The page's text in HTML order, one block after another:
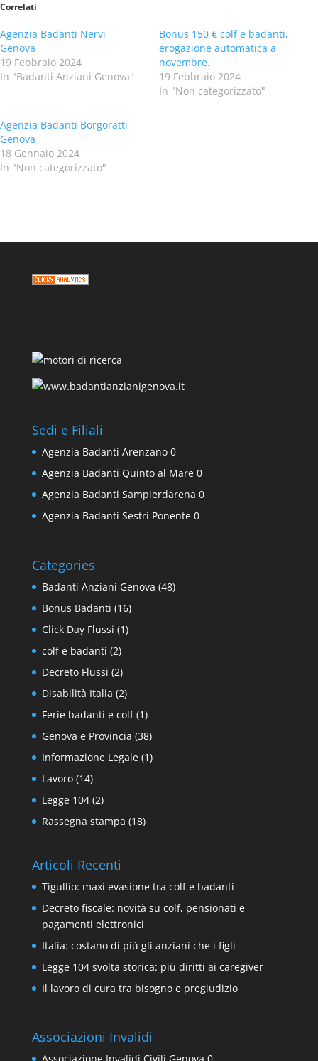
Correlati
Agenzia Badanti Nervi
Genova
19 Febbraio 2024
In "Badanti Anziani Genova"
Bonus 150 € colf e badanti,
erogazione automatica a
novembre.
19 Febbraio 2024
In "Non categorizzato"
Agenzia Badanti Borgoratti
Genova
18 Gennaio 2024
In "Non categorizzato"
Sedi e Filiali
Agenzia Badanti Arenzano0
Agenzia Badanti Quinto al Mare0
Agenzia Badanti Sampierdarena 0
Agenzia Badanti Sestri Ponente0
Categories
Badanti Anziani Genova (48)
Bonus Badanti (16)
Click Day Flussi (1)
colf e badanti (2)
Decreto Flussi (2)
Disabilità Italia (2)
Ferie badanti e colf(1)
Genova e Provincia (38)
Informazione Legale(1)
Lavoro(14)
Legge 104(2)
Rassegna stampa (18)
Articoli Recenti
Tigullio: maxi evasione tra colf e badanti
Decreto fiscale: novità su colf, pensionati e
pagamenti elettronici
Italia: costano di più gli anziani che i figli
Legge 104 svolta storica: più diritti ai caregiver
Il lavoro di cura tra bisogno e pregiudizio
Associazioni Invalidi